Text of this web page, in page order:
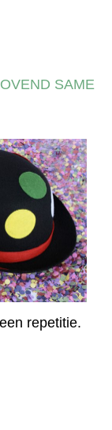
SAME
repetitie.